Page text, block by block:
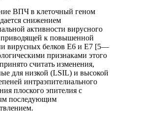
ВПЧ в клеточный геном
снижением
активности вирусного
приводящей к повышенной
вирусных белков Е6 и Е7 [5—
признаками этого
считать изменения,
для низкой (LSIL) и высокой
интраэпителиального
плоского эпителия с
последующим